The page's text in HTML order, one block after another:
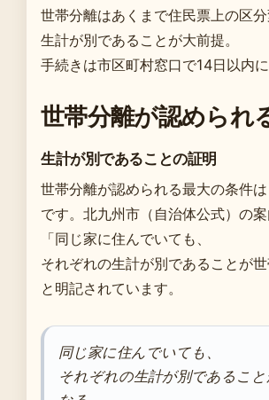
世帯分離はあくまで住民票上の区分
生計が別であることが大前提。
手続きは市区町村窓口で14日以内に
世帯分離が認められ
生計が別であることの証明
世帯分離が認められる最大の条件
です。北九州市（自治体公式）の案
「同じ家に住んでいても、
それぞれの生計が別であることが
と明記されています。
同じ家に住んでいても、
それぞれの生計が別であるこ